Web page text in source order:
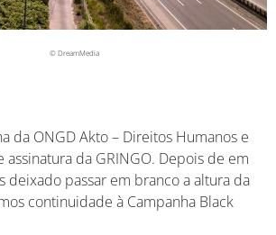
© DreamMedia
da ONGD Akto – Direitos Humanos e
assinatura da GRINGO. Depois de em
deixado passar em branco a altura da
continuidade à Campanha Black